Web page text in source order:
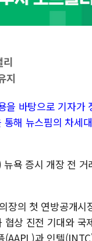
리
지
바탕으로 기자
해 뉴스핌의 차세
욕 증시 개장 전
장의 첫 연방공개
상 진전 기대와
과 인텔